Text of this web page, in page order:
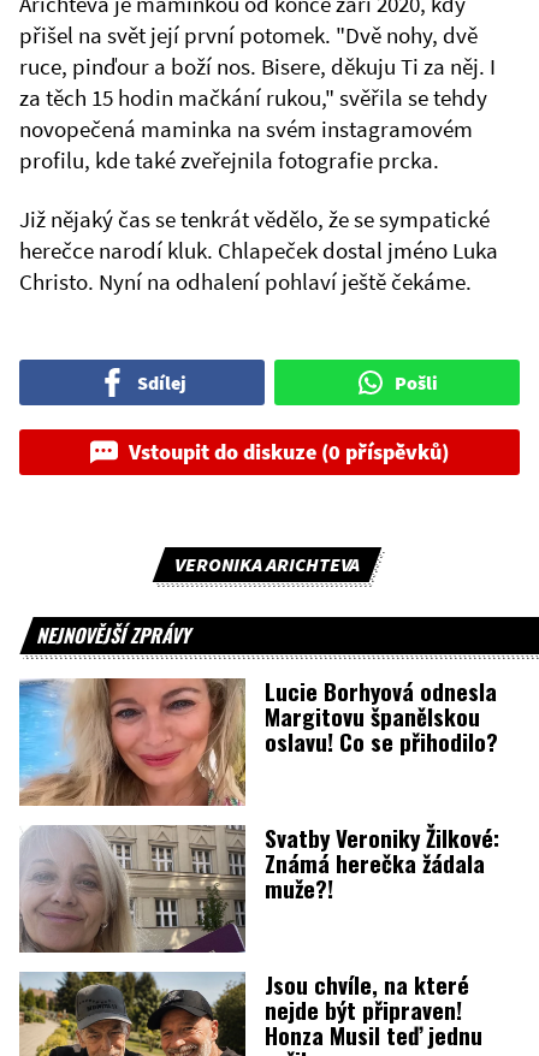
přišel na svět její první potomek. "Dvě nohy, dvě
ruce, pinďour a boží nos. Bisere, děkuju Ti za něj. I
za těch 15 hodin mačkání rukou," svěřila se tehdy
novopečená maminka na svém instagramovém
profilu, kde také zveřejnila fotografie prcka.
Již nějaký čas se tenkrát vědělo, že se sympatické
herečce narodí kluk. Chlapeček dostal jméno Luka
Christo. Nyní na odhalení pohlaví ještě čekáme.
Sdílej Pošli
Vstoupit do diskuze (0 příspěvků)
VERONIKA ARICHTEVA
NEJNOVĚJŠÍ ZPRÁVY
Lucie Borhyová odnesla
Margitovu španělskou
oslavu! Co se přihodilo?
Svatby Veroniky Žilkové:
Známá herečka žádala
muže?!
Jsou chvíle, na které
nejde být připraven!
Honza Musil teď jednu